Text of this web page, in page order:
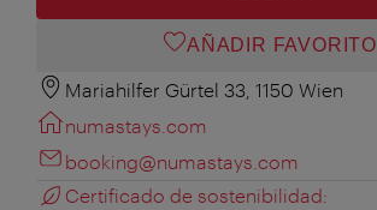
AÑADIR FAVORITO
Mariahilfer Gürtel 33, 1150 Wien
numastays.com
booking@numastays.com
Certificado de sostenibilidad: